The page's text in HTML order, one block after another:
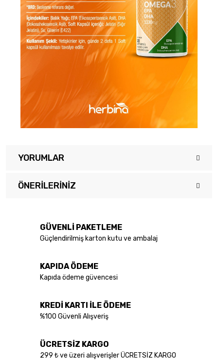
YORUMLAR
Bu ürüne ilk yorumu siz yapın!
ÖNERILERINIZ
tarafımıza iletebilirsiniz.
Görüş ve önerileriniz için teşekkür ederiz.
Ürün açıklamasında eksik bilgiler bulunuyor.
Ürün bilgilerinde hatalar bulunuyor.
Bu ürüne benzer farklı alternatifler olmalı.
GÜVENLİ PAKETLEME
Güçlendirilmiş karton kutu ve ambalaj
KAPIDA ÖDEME
Kapıda ödeme güvencesi
KREDİ KARTI İLE ÖDEME
%100 Güvenli Alışveriş
ÜCRETSİZ KARGO
299 ₺ ve üzeri alışverişler ÜCRETSİZ KARGO